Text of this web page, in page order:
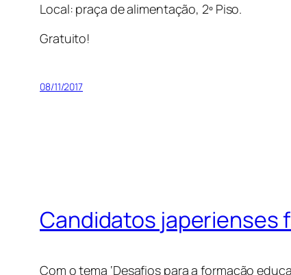
Local: praça de alimentação, 2º Piso.
Gratuito!
08/11/2017
Candidatos japerienses
Com o tema ‘Desafios para a formação